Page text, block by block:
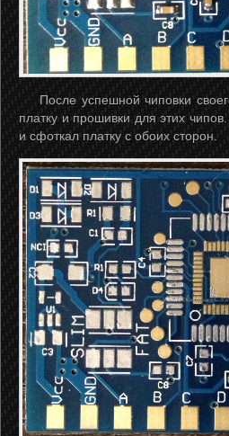
После успешной чиповки
платку и прошивки для этих
и сфоткал платку с обоих сторон.